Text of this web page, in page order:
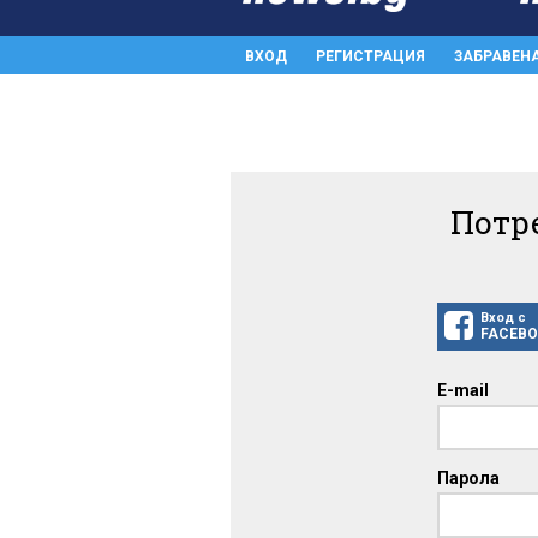
ВХОД РЕГИСТРАЦИЯ
Вход с
E-mail
Парола